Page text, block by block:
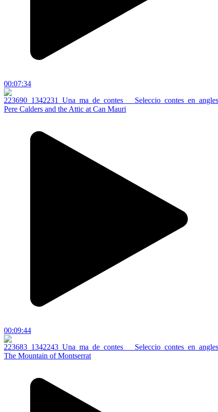
00:07:34
Pere Calders and the Attic at Can Mauri
00:09:44
The Mountain of Montserrat